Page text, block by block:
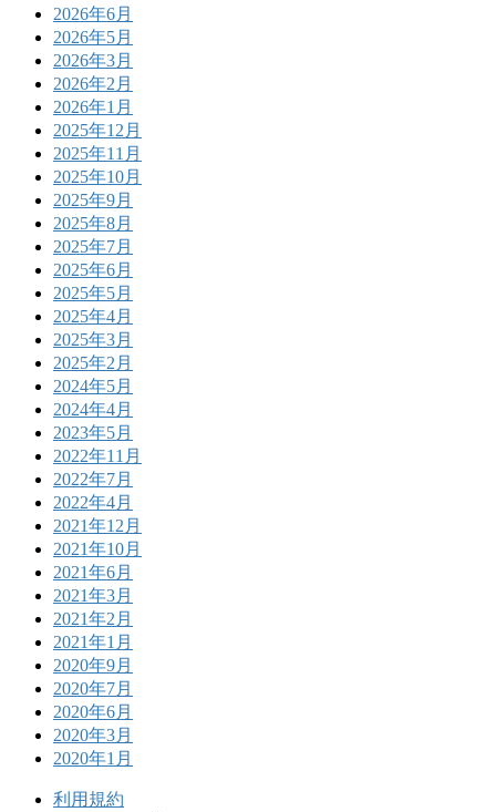
2026年6月
2026年5月
2026年3月
2026年2月
2026年1月
2025年12月
2025年11月
2025年10月
2025年9月
2025年8月
2025年7月
2025年6月
2025年5月
2025年4月
2025年3月
2025年2月
2024年5月
2024年4月
2023年5月
2022年11月
2022年7月
2022年4月
2021年12月
2021年10月
2021年6月
2021年3月
2021年2月
2021年1月
2020年9月
2020年7月
2020年6月
2020年3月
2020年1月
利用規約